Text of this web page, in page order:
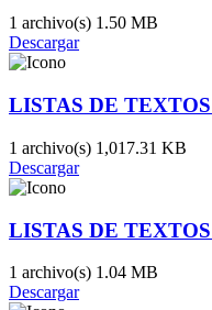
1 archivo(s) 1.50 MB
Descargar
LISTAS DE
1 archivo(s) 1,017.31 KB
Descargar
LISTAS DE
1 archivo(s) 1.04 MB
Descargar